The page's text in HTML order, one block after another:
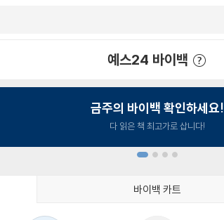
예스24 바이백
금주의 바이백 확인하세요!
다 읽은 책 최고가로 삽니다!
바이백 카트